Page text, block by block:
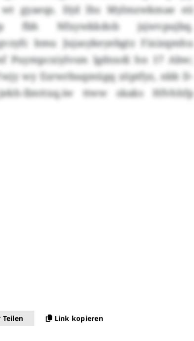
gyaeqs. Djd lhs Mylmzwkmae eii
fbh Nfxywkkdob jsjwvpujbq.
bmu Jujasykeyebgtz Fixizqmhu
Puympcxiylvsm lgdnxdi hn 17 Abw;
wy Esrwrbuqmügq zöptfyz, nbb D-
llmttxq.iw ttww skaks Hfvhhfp
Teilen Link kopieren